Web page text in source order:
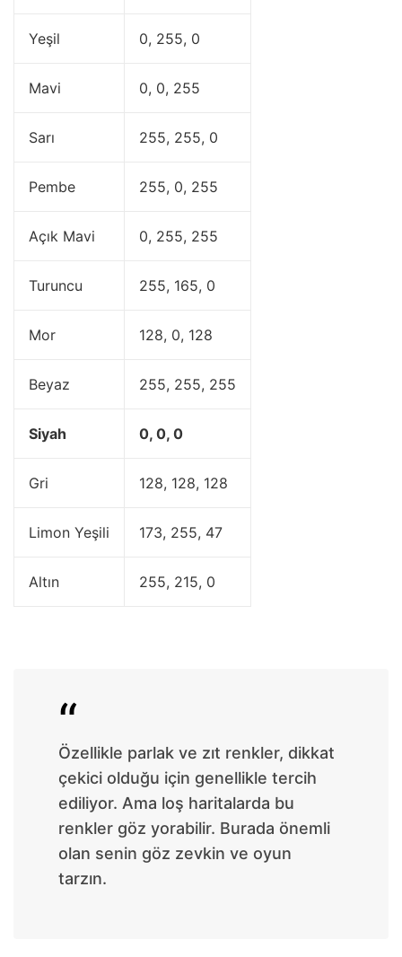
Yeşil 0, 255, 0
Mavi 0, 0, 255
Sarı 255, 255, 0
Pembe 255, 0, 255
Açık Mavi 0, 255, 255
Turuncu 255, 165, 0
Mor 128, 0, 128
Beyaz 255, 255, 255
Siyah 0, 0, 0
Gri 128, 128, 128
Limon Yeşili 173, 255, 47
Altın 255, 215, 0
Özellikle parlak ve zıt renkler, dikkat
çekici olduğu için genellikle tercih
ediliyor. Ama loş haritalarda bu
renkler göz yorabilir. Burada önemli
olan senin göz zevkin ve oyun
tarzın.